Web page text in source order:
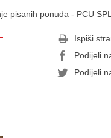
pisanih ponuda - PCU
Ispiši
Podijeli
Podijeli